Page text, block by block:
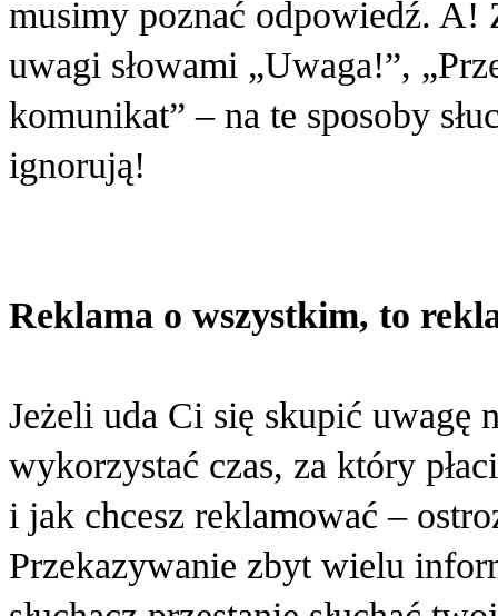
musimy poznać odpowiedź. A!
uwagi słowami „Uwaga!”,
komunikat” – na te sposoby
ignorują!
Reklama o wszystkim, to
Jeżeli uda Ci się skupić uwagę
wykorzystać czas, za który
i jak chcesz reklamować –
Przekazywanie zbyt wielu